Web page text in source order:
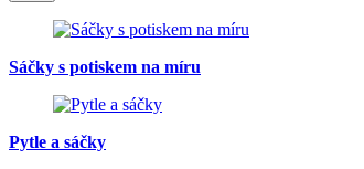
Sáčky s potiskem na míru
Pytle a sáčky